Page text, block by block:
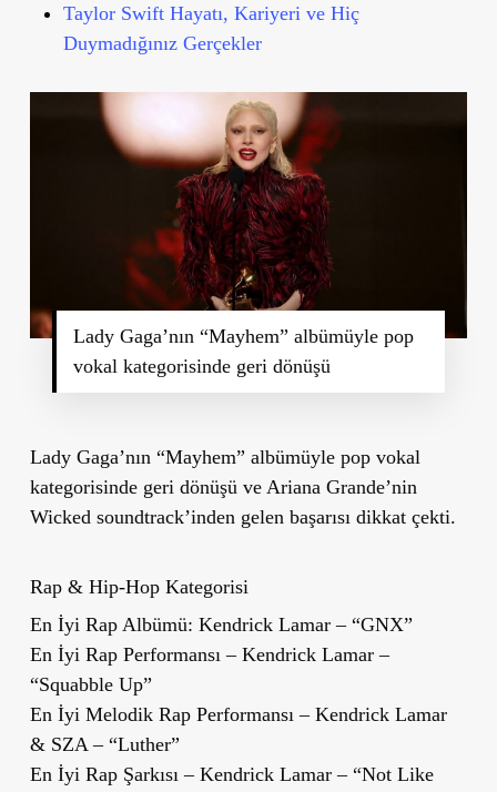
Taylor Swift Hayatı, Kariyeri ve Hiç
Duymadığınız Gerçekler
Lady Gaga’nın “Mayhem” albümüyle pop
vokal kategorisinde geri dönüşü
Lady Gaga’nın “Mayhem” albümüyle pop vokal
kategorisinde geri dönüşü ve Ariana Grande’nin
Wicked soundtrack’inden gelen başarısı dikkat çekti.
Rap & Hip-Hop Kategorisi
En İyi Rap Albümü: Kendrick Lamar – “GNX”
En İyi Rap Performansı – Kendrick Lamar –
“Squabble Up”
En İyi Melodik Rap Performansı – Kendrick Lamar
& SZA – “Luther”
En İyi Rap Şarkısı – Kendrick Lamar – “Not Like